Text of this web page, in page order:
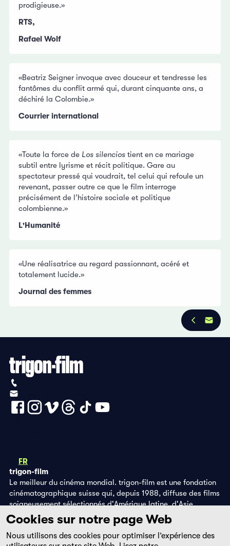
prodigieuse.»
RTS,
Rafael Wolf
«Beatriz Seigner invoque avec douceur et tendresse les
fantômes du conflit armé qui, durant cinquante ans, a
déchiré la Colombie.»
Courrier international
«Toute la force de Los silencios tient en ce mariage
subtil entre lyrisme et récit politique. Gare au
spectateur pressé qui voudrait, tel celui qui refoule un
revenant, passer outre ce que le film interroge
précisément de l’histoire sociale et politique
colombienne.»
L'Humanité
«Une réalisatrice au regard passionnant, acéré et
totalement lucide.»
Journal des femmes
FR
trigon-film
Le meilleur du cinéma mondial. trigon-film est une fondation
cinématographique suisse qui, depuis 1988, diffuse des films
soigneusement sélectionnés d'Amérique latine, d'Asie,
d'Afrique et d'Europe de l'Est, dans les salles de cinéma,
grâce à ses propres éditions DVD et sur la plateforme de
streaming filmingo.
Cookies sur notre page Web
Nous utilisons des cookies pour optimiser l’expérience des